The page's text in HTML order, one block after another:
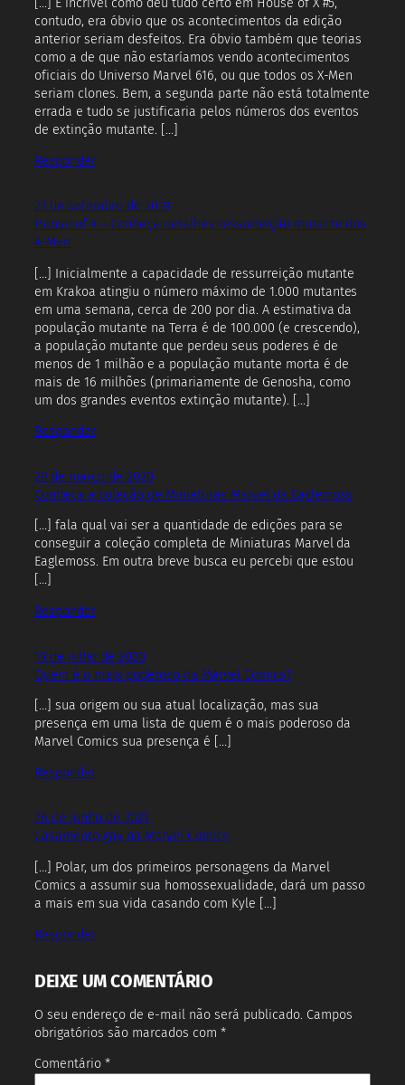
contudo, era óbvio que os acontecimentos da edição
anterior seriam desfeitos. Era óbvio também que teorias
como a de que não estaríamos vendo acontecimentos
oficiais do Universo Marvel 616, ou que todos os X-Men
seriam clones. Bem, a segunda parte não está totalmente
errada e tudo se justificaria pelos números dos eventos
de extinção mutante. […]
Responder
21 de setembro de 2019
House of X – Conheça detalhes ressurreição mutante dos
X-Men
[…] Inicialmente a capacidade de ressurreição mutante
em Krakoa atingiu o número máximo de 1.000 mutantes
em uma semana, cerca de 200 por dia. A estimativa da
população mutante na Terra é de 100.000 (e crescendo),
a população mutante que perdeu seus poderes é de
menos de 1 milhão e a população mutante morta é de
mais de 16 milhões (primariamente de Genosha, como
um dos grandes eventos extinção mutante). […]
Responder
29 de março de 2020
Conheça a coleção de Miniaturas Marvel da Eaglemoss
[…] fala qual vai ser a quantidade de edições para se
conseguir a coleção completa de Miniaturas Marvel da
Eaglemoss. Em outra breve busca eu percebi que estou
[…]
Responder
19 de julho de 2020
Quem é o mais poderoso da Marvel Comics?
[…] sua origem ou sua atual localização, mas sua
presença em uma lista de quem é o mais poderoso da
Marvel Comics sua presença é […]
Responder
26 de junho de 2021
Casamento gay na Marvel Comics
[…] Polar, um dos primeiros personagens da Marvel
Comics a assumir sua homossexualidade, dará um passo
a mais em sua vida casando com Kyle […]
Responder
DEIXE UM COMENTÁRIO
O seu endereço de e-mail não será publicado. Campos
obrigatórios são marcados com *
Comentário *